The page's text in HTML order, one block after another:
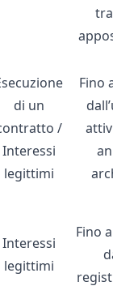
di un
/
Interessi
legittimi
Fino
Interessi
legittimi
Fino